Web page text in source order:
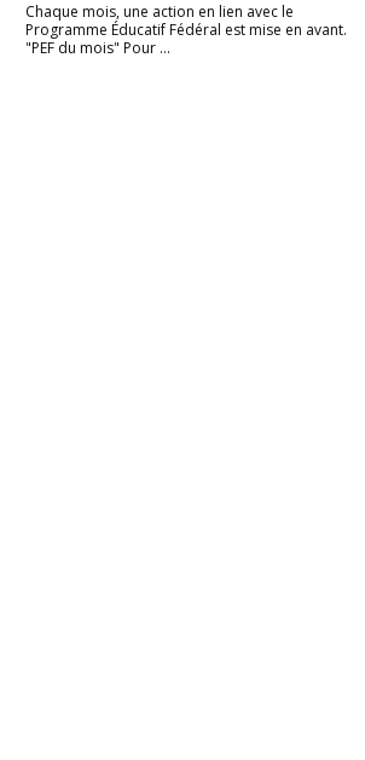
Chaque mois, une action en lien avec le
Programme Éducatif Fédéral est mise en avant.
"PEF du mois" Pour ...